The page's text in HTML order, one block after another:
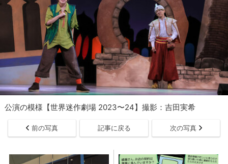
公演の模様【世界迷作劇場 2023〜24】撮影：吉田実希
前の写真 記事に戻る 次の写真